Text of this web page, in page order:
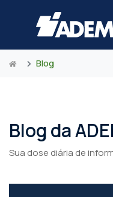
Blog
Blog da
Sua dose diária de